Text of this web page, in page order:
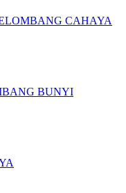
CAHAYA
BUNYI